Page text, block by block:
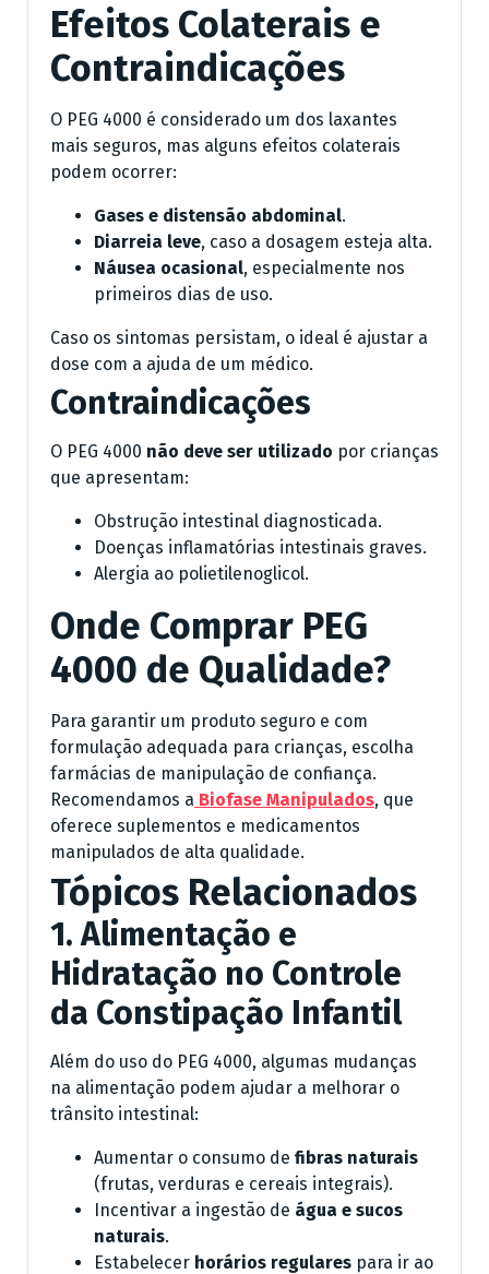
Efeitos Colaterais e
Contraindicações
O PEG 4000 é considerado um dos laxantes
mais seguros, mas alguns efeitos colaterais
podem ocorrer:
Gases e distensão abdominal.
Diarreia leve, caso a dosagem esteja alta.
Náusea ocasional, especialmente nos
primeiros dias de uso.
Caso os sintomas persistam, o ideal é ajustar a
dose com a ajuda de um médico.
Contraindicações
O PEG 4000 não deve ser utilizado por crianças
que apresentam:
Obstrução intestinal diagnosticada.
Doenças inflamatórias intestinais graves.
Alergia ao polietilenoglicol.
Onde Comprar PEG
4000 de Qualidade?
Para garantir um produto seguro e com
formulação adequada para crianças, escolha
farmácias de manipulação de confiança.
Recomendamos a Biofase Manipulados, que
oferece suplementos e medicamentos
manipulados de alta qualidade.
Tópicos Relacionados
1. Alimentação e
Hidratação no Controle
da Constipação Infantil
Além do uso do PEG 4000, algumas mudanças
na alimentação podem ajudar a melhorar o
trânsito intestinal:
Aumentar o consumo de fibras naturais
(frutas, verduras e cereais integrais).
Incentivar a ingestão de água e sucos
naturais.
Estabelecer horários regulares para ir ao